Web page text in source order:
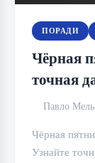
ПОРАДИ
Чёрная
точная
Павло
Чёрная
Узнайте